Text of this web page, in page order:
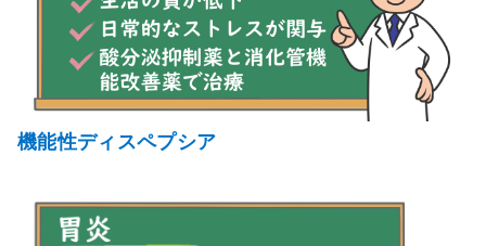
機能性ディスペプシア